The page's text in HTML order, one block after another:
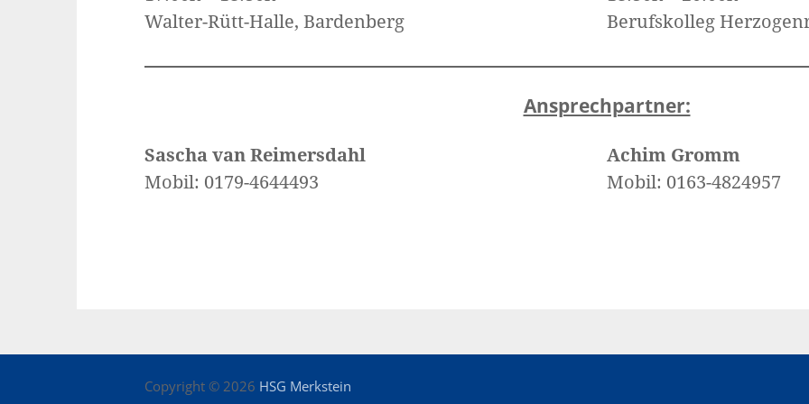
Walter-Rütt-Halle, Bardenberg
Berufskolleg
Ansprechpartner:
Sascha van Reimersdahl
Mobil: 0179-4644493
Achim Gromm
Mobil: 0163-4824957
Copyright © 2026 HSG Merkstein